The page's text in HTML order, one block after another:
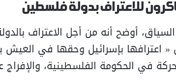
للاعتراف بدولة فلسطين
أوضح أنه من أجل الاعتراف
اعترافها بإسرائيل وحقها في العيش
في الحكومة الفلسطينية،